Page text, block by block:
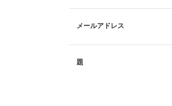
メールアドレス
題